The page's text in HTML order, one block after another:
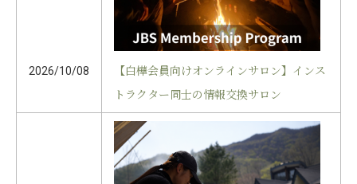
2026/10/08
【白樺会員向けオンラインサロン】インス
トラクター同士の情報交換サロン